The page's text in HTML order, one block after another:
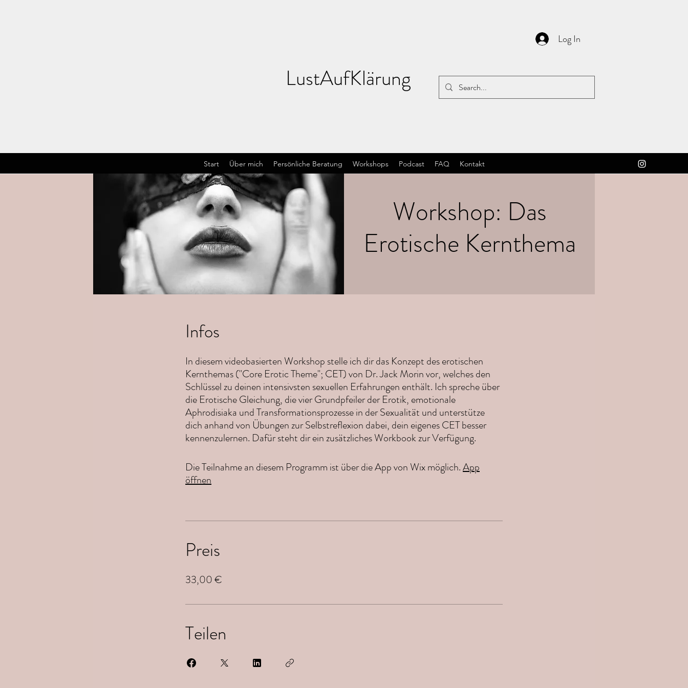
LustAufKlärung
Log In
Start Über mich Persönliche Beratung Workshops Podcast FAQ Kontakt
Workshop: Das
Erotische Kernthema
Infos
In diesem videobasierten Workshop stelle ich dir das Konzept des erotischen
Kernthemas ("Core Erotic Theme"; CET) von Dr. Jack Morin vor, welches den
Schlüssel zu deinen intensivsten sexuellen Erfahrungen enthält. Ich spreche über
die Erotische Gleichung, die vier Grundpfeiler der Erotik, emotionale
Aphrodisiaka und Transformationsprozesse in der Sexualität und unterstütze
dich anhand von Übungen zur Selbstreflexion dabei, dein eigenes CET besser
kennenzulernen. Dafür steht dir ein zusätzliches Workbook zur Verfügung.
Die Teilnahme an diesem Programm ist über die App von Wix möglich.App
öffnen
Preis
33,00 €
Teilen